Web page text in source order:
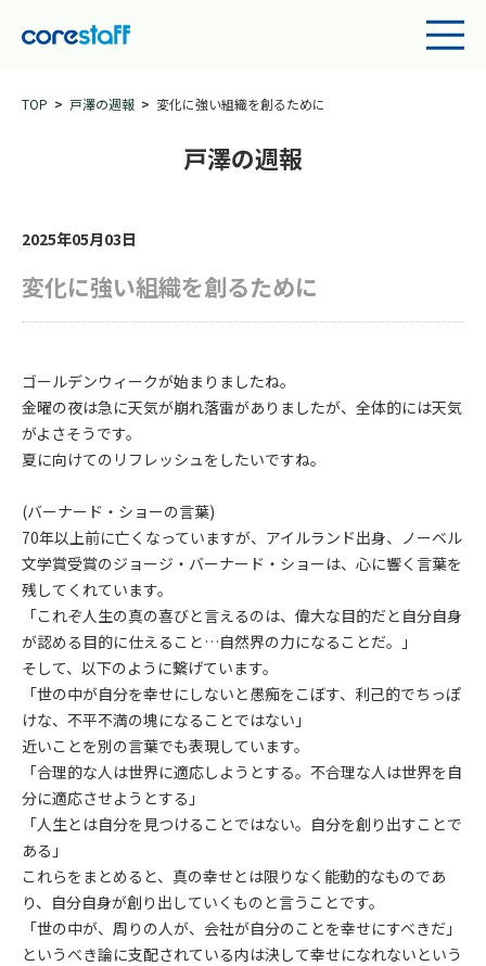
TOP 戸澤の週報 変化に強い組織を創るために
戸澤の週報
2025年05月03日
変化に強い組織を創るために
ゴールデンウィークが始まりましたね。
金曜の夜は急に天気が崩れ落雷がありましたが、全体的には天気
がよさそうです。
夏に向けてのリフレッシュをしたいですね。
(バーナード・ショーの言葉)
70年以上前に亡くなっていますが、アイルランド出身、ノーベル
文学賞受賞のジョージ・バーナード・ショーは、心に響く言葉を
残してくれています。
「これぞ人生の真の喜びと言えるのは、偉大な目的だと自分自身
が認める目的に仕えること…自然界の力になることだ。」
そして、以下のように繋げています。
「世の中が自分を幸せにしないと愚痴をこぼす、利己的でちっぽ
けな、不平不満の塊になることではない」
近いことを別の言葉でも表現しています。
「合理的な人は世界に適応しようとする。不合理な人は世界を自
分に適応させようとする」
「人生とは自分を見つけることではない。自分を創り出すことで
ある」
これらをまとめると、真の幸せとは限りなく能動的なものであ
り、自分自身が創り出していくものと言うことです。
「世の中が、周りの人が、会社が自分のことを幸せにすべきだ」
というべき論に支配されている内は決して幸せになれないという